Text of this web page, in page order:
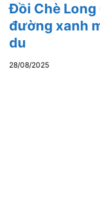
Đồi Chè Long
đường xanh
du
28/08/2025